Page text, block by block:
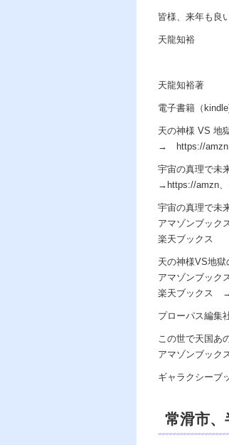
皆様、来年も良
天龍知裕
天龍知裕著
電子書籍（
天の神様 VS 地
→ https://
宇宙の真理で未
→https://amzn
宇宙の真理で未
アマゾンブック
楽天ブックス
天の神様VS地獄
アマゾンブッ
楽天ブックス
プローパス編集
この世で天国あ
アマゾンブック
ギャラクシーブ
常滑市